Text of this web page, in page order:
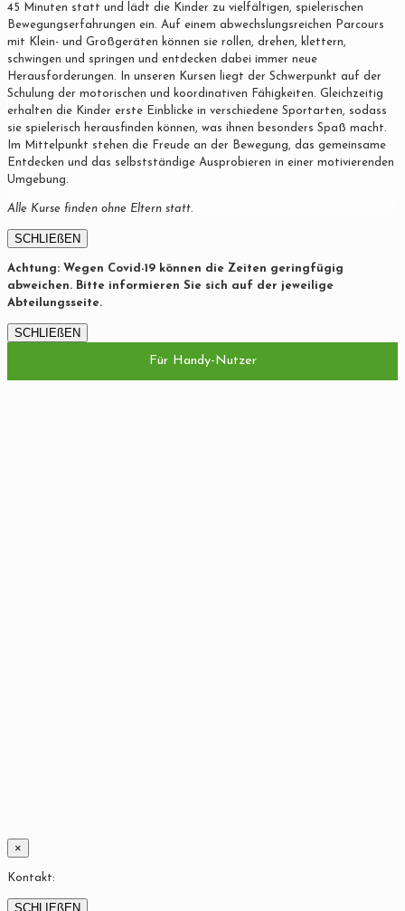
45 Minuten statt und lädt die Kinder zu vielfältigen, spielerischen
Bewegungserfahrungen ein. Auf einem abwechslungsreichen Parcours
mit Klein- und Großgeräten können sie rollen, drehen, klettern,
schwingen und springen und entdecken dabei immer neue
Herausforderungen. In unseren Kursen liegt der Schwerpunkt auf der
Schulung der motorischen und koordinativen Fähigkeiten. Gleichzeitig
erhalten die Kinder erste Einblicke in verschiedene Sportarten, sodass
sie spielerisch herausfinden können, was ihnen besonders Spaß macht.
Im Mittelpunkt stehen die Freude an der Bewegung, das gemeinsame
Entdecken und das selbstständige Ausprobieren in einer motivierenden
Umgebung.
Alle Kurse finden ohne Eltern statt.
SCHLIEßEN
Achtung: Wegen Covid-19 können die Zeiten geringfügig
abweichen. Bitte informieren Sie sich auf der jeweilige
Abteilungsseite.
SCHLIEßEN
Für Handy-Nutzer
×
Kontakt:
SCHLIEßEN